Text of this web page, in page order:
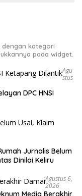
kategori
pada widget.
Agu
Stus
DPC HNSI
Jurnalis Belum
Dinilai Keliru
Agustus 6,
2026
Media Berakhir